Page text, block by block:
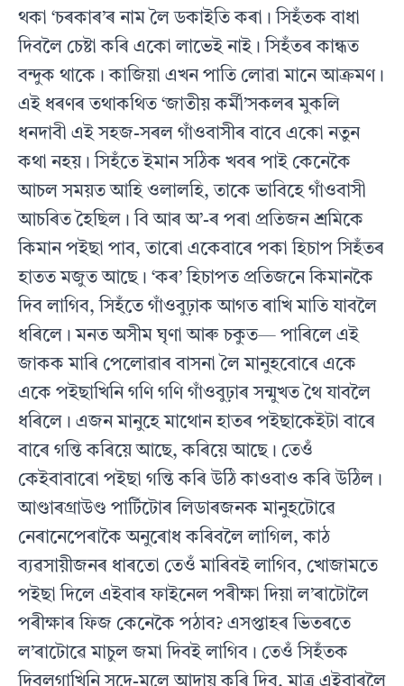
থকা ‘চৰকাৰ’ৰ নাম লৈ ডকাইতি কৰা। সিহঁতক বাধা
দিবলৈ চেষ্টা কৰি একো লাভেই নাই। সিহঁতৰ কান্ধত
বন্দুক থাকে। কাজিয়া এখন পাতি লোৱা মানে আক্ৰমণ।
এই ধৰণৰ তথাকথিত ‘জাতীয় কৰ্মী’সকলৰ মুকলি
ধনদাবী এই সহজ-সৰল গাঁওবাসীৰ বাবে একো নতুন
কথা নহয়। সিহঁতে ইমান সঠিক খবৰ পাই কেনেকৈ
আচল সময়ত আহি ওলালহি, তাকে ভাবিহে গাঁওবাসী
আচৰিত হৈছিল। বি আৰ অ’-ৰ পৰা প্ৰতিজন শ্ৰমিকে
কিমান পইছা পাব, তাৰো একেবাৰে পকা হিচাপ সিহঁতৰ
হাতত মজুত আছে। ‘কৰ’ হিচাপত প্ৰতিজনে কিমানকৈ
দিব লাগিব, সিহঁতে গাঁওবুঢ়াক আগত ৰাখি মাতি যাবলৈ
ধৰিলে। মনত অসীম ঘৃণা আৰু চকুত— পাৰিলে এই
জাকক মাৰি পেলোৱাৰ বাসনা লৈ মানুহবোৰে একে
একে পইছাখিনি গণি গণি গাঁওবুঢ়াৰ সন্মুখত থৈ যাবলৈ
ধৰিলে। এজন মানুহে মাথোন হাতৰ পইছাকেইটা বাৰে
বাৰে গন্তি কৰিয়ে আছে, কৰিয়ে আছে। তেওঁ
কেইবাবাৰো পইছা গন্তি কৰি উঠি কাওবাও কৰি উঠিল।
আণ্ডাৰগ্ৰাউণ্ড পাৰ্টিটোৰ লিডাৰজনক মানুহটোৱে
নেৰানেপেৰাকৈ অনুৰোধ কৰিবলৈ লাগিল, কাঠ
ব্যৱসায়ীজনৰ ধাৰতো তেওঁ মাৰিবই লাগিব, খোজামতে
পইছা দিলে এইবাৰ ফাইনেল পৰীক্ষা দিয়া ল’ৰাটোলৈ
পৰীক্ষাৰ ফিজ কেনেকৈ পঠাব? এসপ্তাহৰ ভিতৰতে
ল’ৰাটোৱে মাচুল জমা দিবই লাগিব। তেওঁ সিহঁতক
দিবলগাখিনি সুদে-মূলে আদায় কৰি দিব, মাত্ৰ এইবাৰলৈ